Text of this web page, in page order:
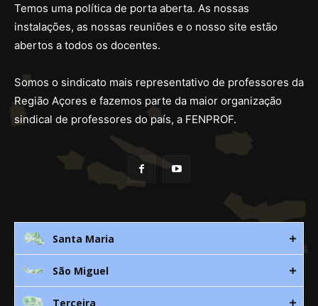
Temos uma política de porta aberta. As nossas
instalações, as nossas reuniões e o nosso site estão
abertos a todos os docentes.
Somos o sindicato mais representativo de professores da
Região Açores e fazemos parte da maior organização
sindical de professores do país, a FENPROF.
Santa Maria
Rua 3. Leandres Chaves, 12C
São Miguel
Terceira